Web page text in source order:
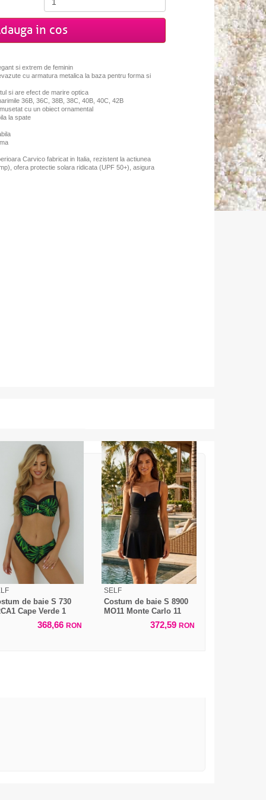
in cos
si extrem de feminin
cu armatura metalica la baza pentru forma si
si are efect de marire optica
36B, 36C, 38B, 38C, 40B, 40C, 42B
cu un obiect ornamental
la spate
Carvico fabricat in Italia, rezistent la actiunea
ofera protectie solara ridicata (UPF 50+), asigura
de baie S 730
Cape Verde 1
368,66 RON
SELF
Costum de baie S 8900
MO11 Monte Carlo 11
372,59 RON